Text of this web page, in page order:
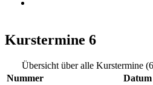
Kurstermine 6
Übersicht über alle Kurstermine
Nummer
Datum